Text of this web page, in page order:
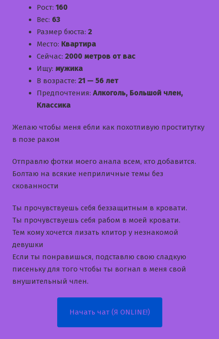
Рост: 160
Вес: 63
Размер бюста: 2
Место: Квартира
Сейчас: 2000 метров от вас
Ищу: мужика
В возрасте: 21 — 56 лет
Предпочтения: Алкоголь, Большой член,
Классика
Желаю чтобы меня ебли как похотливую проститутку
в позе раком
Отправлю фотки моего анала всем, кто добавится.
Болтаю на всякие неприличные темы без
скованности
Ты прочувствуешь себя беззащитным в кровати.
Ты прочувствуешь себя рабом в моей кровати.
Тем кому хочется лизать клитор у незнакомой
девушки
Если ты понравишься, подставлю свою сладкую
писеньку для того чтобы ты вогнал в меня свой
внушительный член.
Начать чат (Я ONLINE!)